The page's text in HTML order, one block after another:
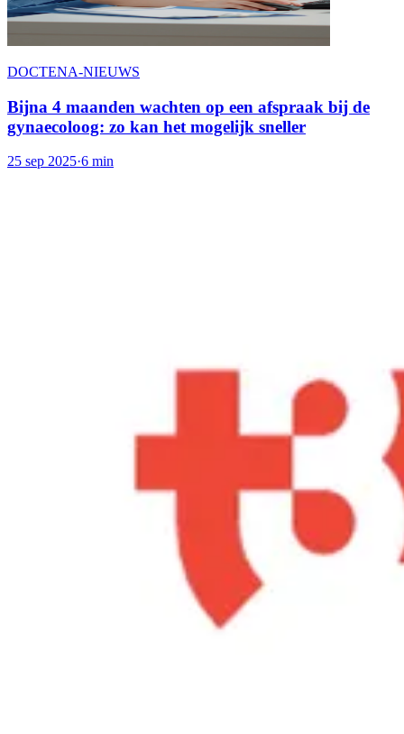
DOCTENA-NIEUWS
Bijna 4 maanden wachten op een afspraak bij de
gynaecoloog: zo kan het mogelijk sneller
25 sep 2025·6 min